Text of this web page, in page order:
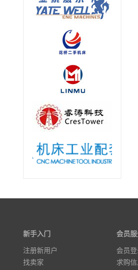
新手入门
注册新用户
找卖家
会员
会员
求购信